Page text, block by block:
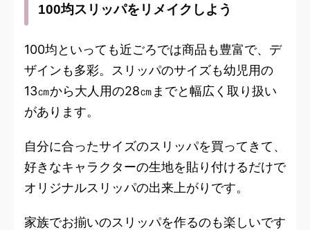
100均スリッパをリメイクしよう
100均といっても近ごろでは商品も豊富で、デ
ザインも多彩。スリッパのサイズも幼児用の
13㎝から大人用の28㎝までと幅広く取り扱い
があります。
自分に合ったサイズのスリッパを買ってきて、
好きなキャラクターの生地を貼り付けるだけで
オリジナルスリッパの出来上がりです。
家族でお揃いのスリッパを作るのも楽しいです